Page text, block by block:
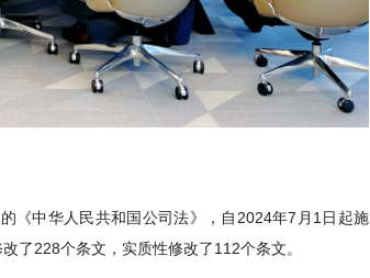
《中华人民共和国公司法》，自2024年7月1日起施
了228个条文，实质性修改了112个条文。